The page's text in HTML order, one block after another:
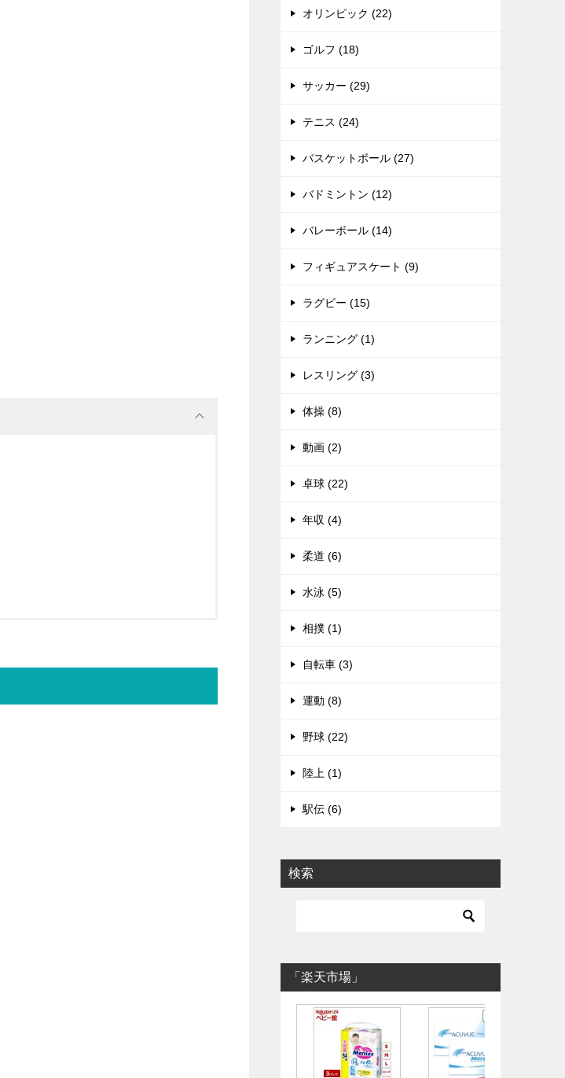
オリンピック (22)
ゴルフ (18)
サッカー (29)
テニス (24)
バスケットボール (27)
バドミントン (12)
バレーボール (14)
フィギュアスケート (9)
ラグビー (15)
ランニング (1)
レスリング (3)
体操 (8)
動画 (2)
卓球 (22)
年収 (4)
柔道 (6)
水泳 (5)
相撲 (1)
自転車 (3)
運動 (8)
野球 (22)
陸上 (1)
駅伝 (6)
検索
「楽天市場」